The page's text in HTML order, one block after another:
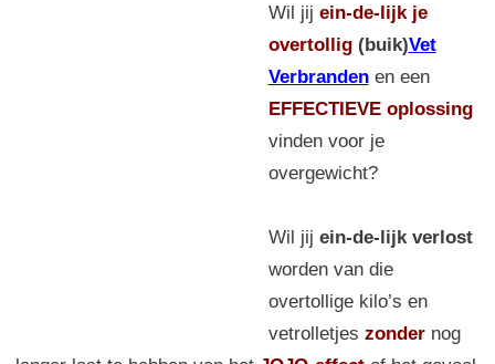
Wil jij ein-de-lijk je
overtollig(buik)Vet
Verbranden en een
EFFECTIEVE oplossing
vinden voor je
overgewicht?
Wil jij ein-de-lijk verlost
worden van die
overtollige kilo’s en
vetrolletjes zondernog